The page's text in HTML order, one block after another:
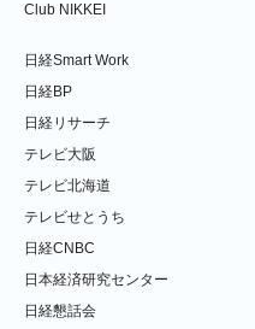
Club NIKKEI
日経Smart Work
日経BP
日経リサーチ
テレビ大阪
テレビ北海道
テレビせとうち
日経CNBC
日本経済研究センター
日経懇話会